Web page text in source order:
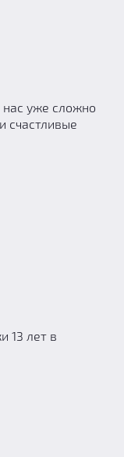
нас уже сложно
счастливые
13 лет в